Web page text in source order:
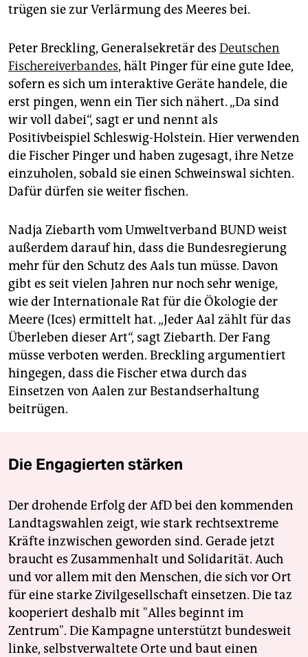
trügen sie zur Verlärmung des Meeres bei.
Peter Breckling, Generalsekretär des Deutschen
Fischereiverbandes, hält Pinger für eine gute Idee,
sofern es sich um interaktive Geräte handele, die
erst pingen, wenn ein Tier sich nähert. „Da sind
wir voll dabei“, sagt er und nennt als
Positivbeispiel Schleswig-Holstein. Hier verwenden
die Fischer Pinger und haben zugesagt, ihre Netze
einzuholen, sobald sie einen Schweinswal sichten.
Dafür dürfen sie weiter fischen.
Nadja Ziebarth vom Umweltverband BUND weist
außerdem darauf hin, dass die Bundesregierung
mehr für den Schutz des Aals tun müsse. Davon
gibt es seit vielen Jahren nur noch sehr wenige,
wie der Internationale Rat für die Ökologie der
Meere (Ices) ermittelt hat. „Jeder Aal zählt für das
Überleben dieser Art“, sagt Ziebarth. Der Fang
müsse verboten werden. Breckling argumentiert
hingegen, dass die Fischer etwa durch das
Einsetzen von Aalen zur Bestandserhaltung
beitrügen.
Die Engagierten stärken
Der drohende Erfolg der AfD bei den kommenden
Landtagswahlen zeigt, wie stark rechtsextreme
Kräfte inzwischen geworden sind. Gerade jetzt
braucht es Zusammenhalt und Solidarität. Auch
und vor allem mit den Menschen, die sich vor Ort
für eine starke Zivilgesellschaft einsetzen. Die taz
kooperiert deshalb mit "Alles beginnt im
Zentrum". Die Kampagne unterstützt bundesweit
linke, selbstverwaltete Orte und baut einen